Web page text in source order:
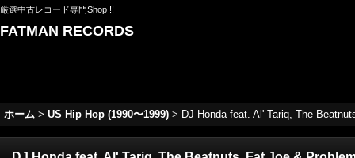
厳選中古レコード専門Shop !!
FATMAN RECORDS
ホーム > US Hip Hop (1990〜1999) > DJ Honda feat. Al' Tariq, The